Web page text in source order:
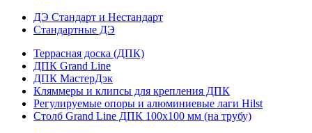
ДЭ Стандарт и Нестандарт
Стандартные ДЭ
Террасная доска (ДПК)
ДПК Grand Line
ДПК МастерДэк
Кляммеры и клипсы для крепления ДПК
Регулируемые опоры и алюминиевые лаги Hilst
Столб Grand Line ДПК 100х100 мм (на трубу)